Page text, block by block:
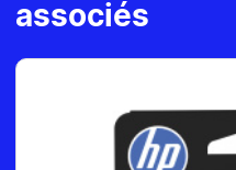
associés